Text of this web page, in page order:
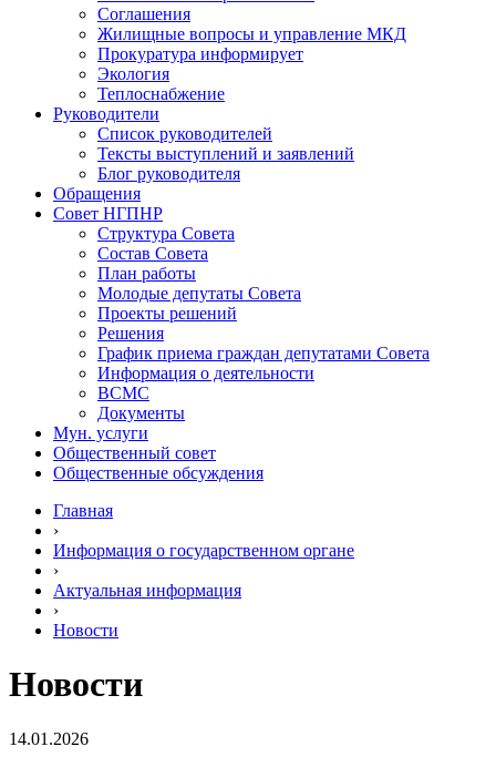
Соглашения
Жилищные вопросы и управление МКД
Прокуратура информирует
Экология
Теплоснабжение
Руководители
Список руководителей
Тексты выступлений и заявлений
Блог руководителя
Обращения
Совет НГПНР
Структура Совета
Состав Совета
План работы
Молодые депутаты Совета
Проекты решений
Решения
График приема граждан депутатами Совета
Информация о деятельности
ВСМС
Документы
Мун. услуги
Общественный совет
Общественные обсуждения
Главная
›
Информация о государственном органе
›
Актуальная информация
›
Новости
Новости
14.01.2026